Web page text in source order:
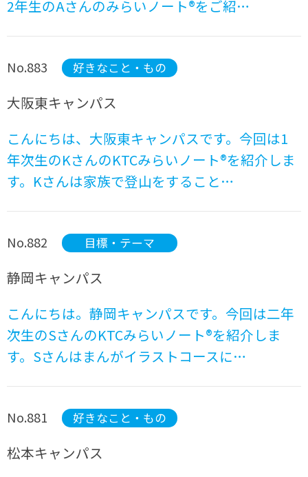
2年生のAさんのみらいノート®をご紹…
No.883 好きなこと・もの
大阪東キャンパス
こんにちは、大阪東キャンパスです。今回は1
年次生のKさんのKTCみらいノート®を紹介しま
す。Kさんは家族で登山をすること…
No.882 目標・テーマ
静岡キャンパス
こんにちは。静岡キャンパスです。今回は二年
次生のSさんのKTCみらいノート®を紹介しま
す。Sさんはまんがイラストコースに…
No.881 好きなこと・もの
松本キャンパス